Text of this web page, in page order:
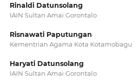
Rinaldi Datunsolang
IAIN Sultan Amai Gorontalo
Risnawati Paputungan
Kementrian Agama Kota Kotamobagu
Haryati Datunsolang
IAIN Sultan Amai Gorontalo